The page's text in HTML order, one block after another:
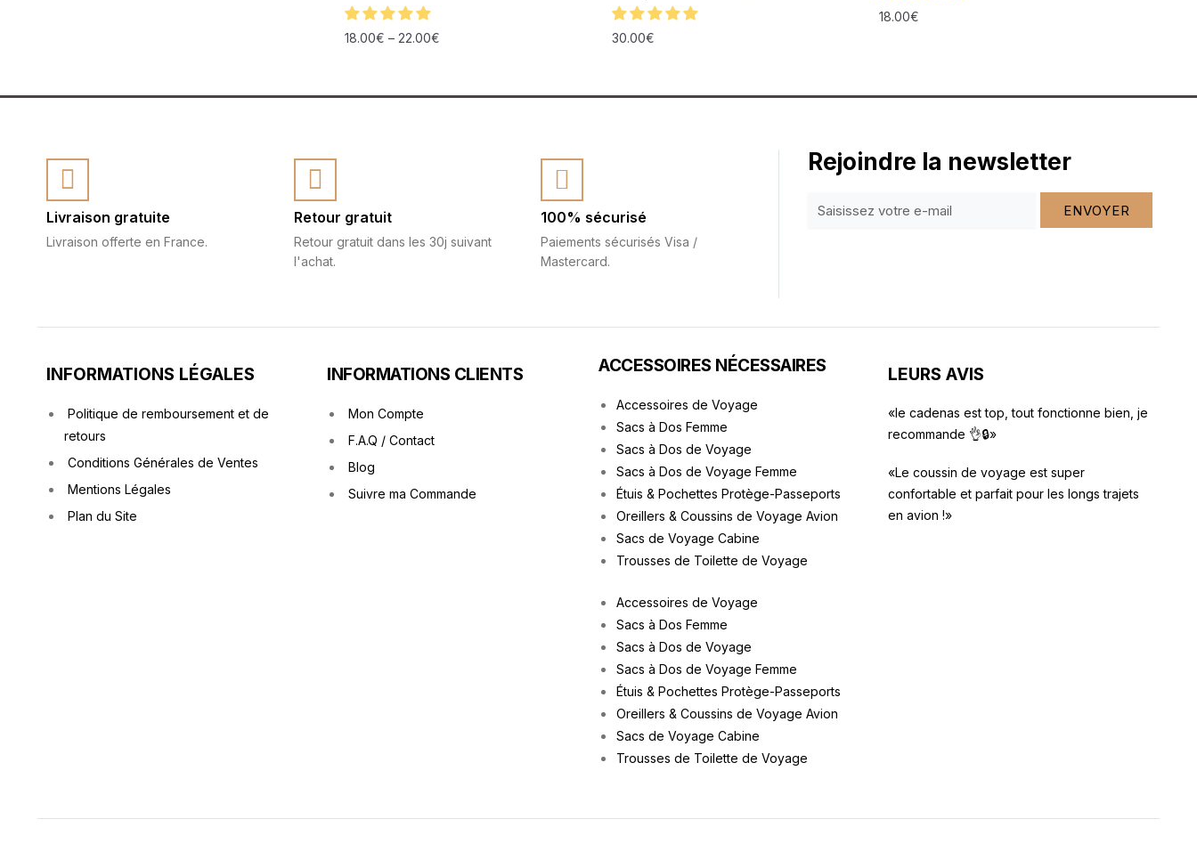
18.00€ – 22.00€ 30.00€
18.00€
Livraison gratuite
Livraison offerte en France.
Retour gratuit
Retour gratuit dans les 30j suivant
l'achat.
100% sécurisé
Paiements sécurisés Visa /
Mastercard.
Rejoindre la newsletter
ENVOYER
INFORMATIONS LÉGALES
Politique de remboursement et de
retours
Conditions Générales de Ventes
Mentions Légales
Plan du Site
INFORMATIONS CLIENTS
Mon Compte
F.A.Q / Contact
Blog
Suivre ma Commande
ACCESSOIRES NÉCESSAIRES
Accessoires de Voyage
Sacs à Dos Femme
Sacs à Dos de Voyage
Sacs à Dos de Voyage Femme
Étuis & Pochettes Protège-Passeports
Oreillers & Coussins de Voyage Avion
Sacs de Voyage Cabine
Trousses de Toilette de Voyage
Accessoires de Voyage
Sacs à Dos Femme
Sacs à Dos de Voyage
Sacs à Dos de Voyage Femme
Étuis & Pochettes Protège-Passeports
Oreillers & Coussins de Voyage Avion
Sacs de Voyage Cabine
Trousses de Toilette de Voyage
LEURS AVIS
«le cadenas est top, tout fonctionne bien, je
recommande 👌🔒»
«Le coussin de voyage est super
confortable et parfait pour les longs trajets
en avion !»